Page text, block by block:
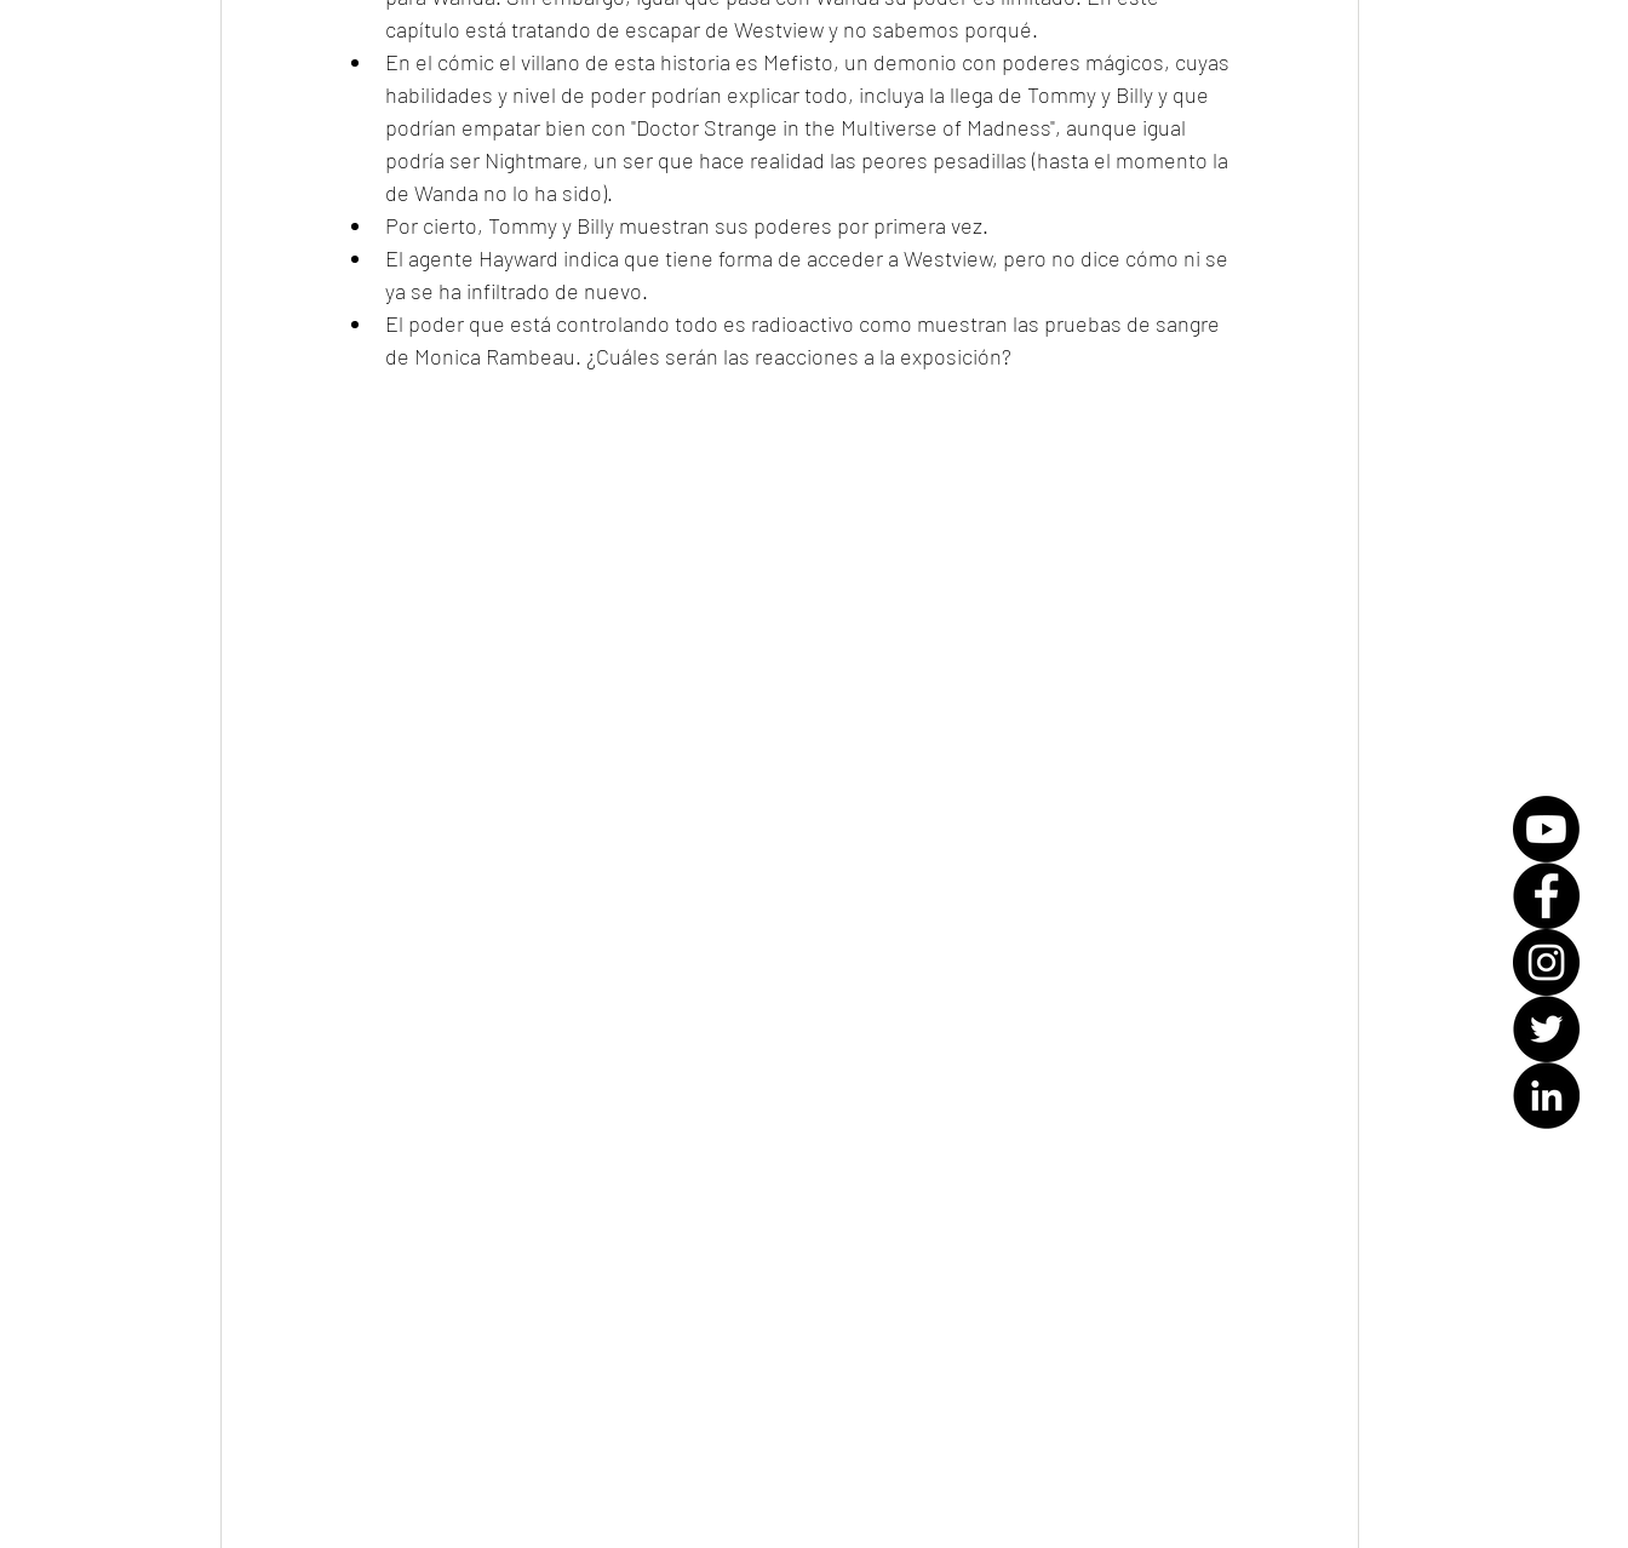
capítulo está tratando de escapar de Westview y no sabemos porqué.
En el cómic el villano de esta historia es Mefisto, un demonio con poderes mágicos, cuyas
habilidades y nivel de poder podrían explicar todo, incluya la llega de Tommy y Billy y que
podrían empatar bien con "Doctor Strange in the Multiverse of Madness", aunque igual
podría ser Nightmare, un ser que hace realidad las peores pesadillas (hasta el momento la
de Wanda no lo ha sido).
Por cierto, Tommy y Billy muestran sus poderes por primera vez.
El agente Hayward indica que tiene forma de acceder a Westview, pero no dice cómo ni se
ya se ha infiltrado de nuevo.
El poder que está controlando todo es radioactivo como muestran las pruebas de sangre
de Monica Rambeau. ¿Cuáles serán las reacciones a la exposición?